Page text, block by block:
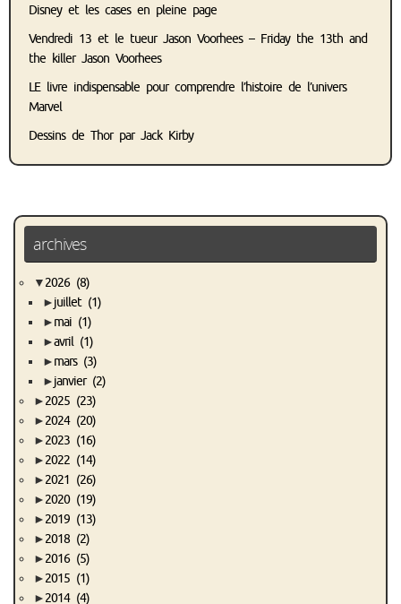
Disney et les cases en pleine page
Vendredi 13 et le tueur Jason Voorhees – Friday the 13th and
the killer Jason Voorhees
LE livre indispensable pour comprendre l’histoire de l’univers
Marvel
Dessins de Thor par Jack Kirby
archives
▼2026 (8)
►juillet (1)
►mai (1)
►avril (1)
►mars (3)
►janvier (2)
►2025 (23)
►2024 (20)
►2023 (16)
►2022 (14)
►2021 (26)
►2020 (19)
►2019 (13)
►2018 (2)
►2016 (5)
►2015 (1)
►2014 (4)